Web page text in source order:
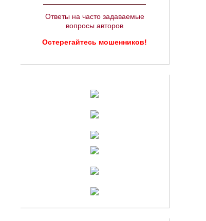
Ответы на часто задаваемые
вопросы авторов
Остерегайтесь мошенников!